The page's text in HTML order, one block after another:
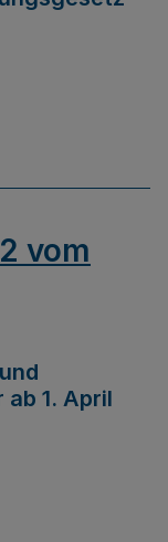
vom
1. April